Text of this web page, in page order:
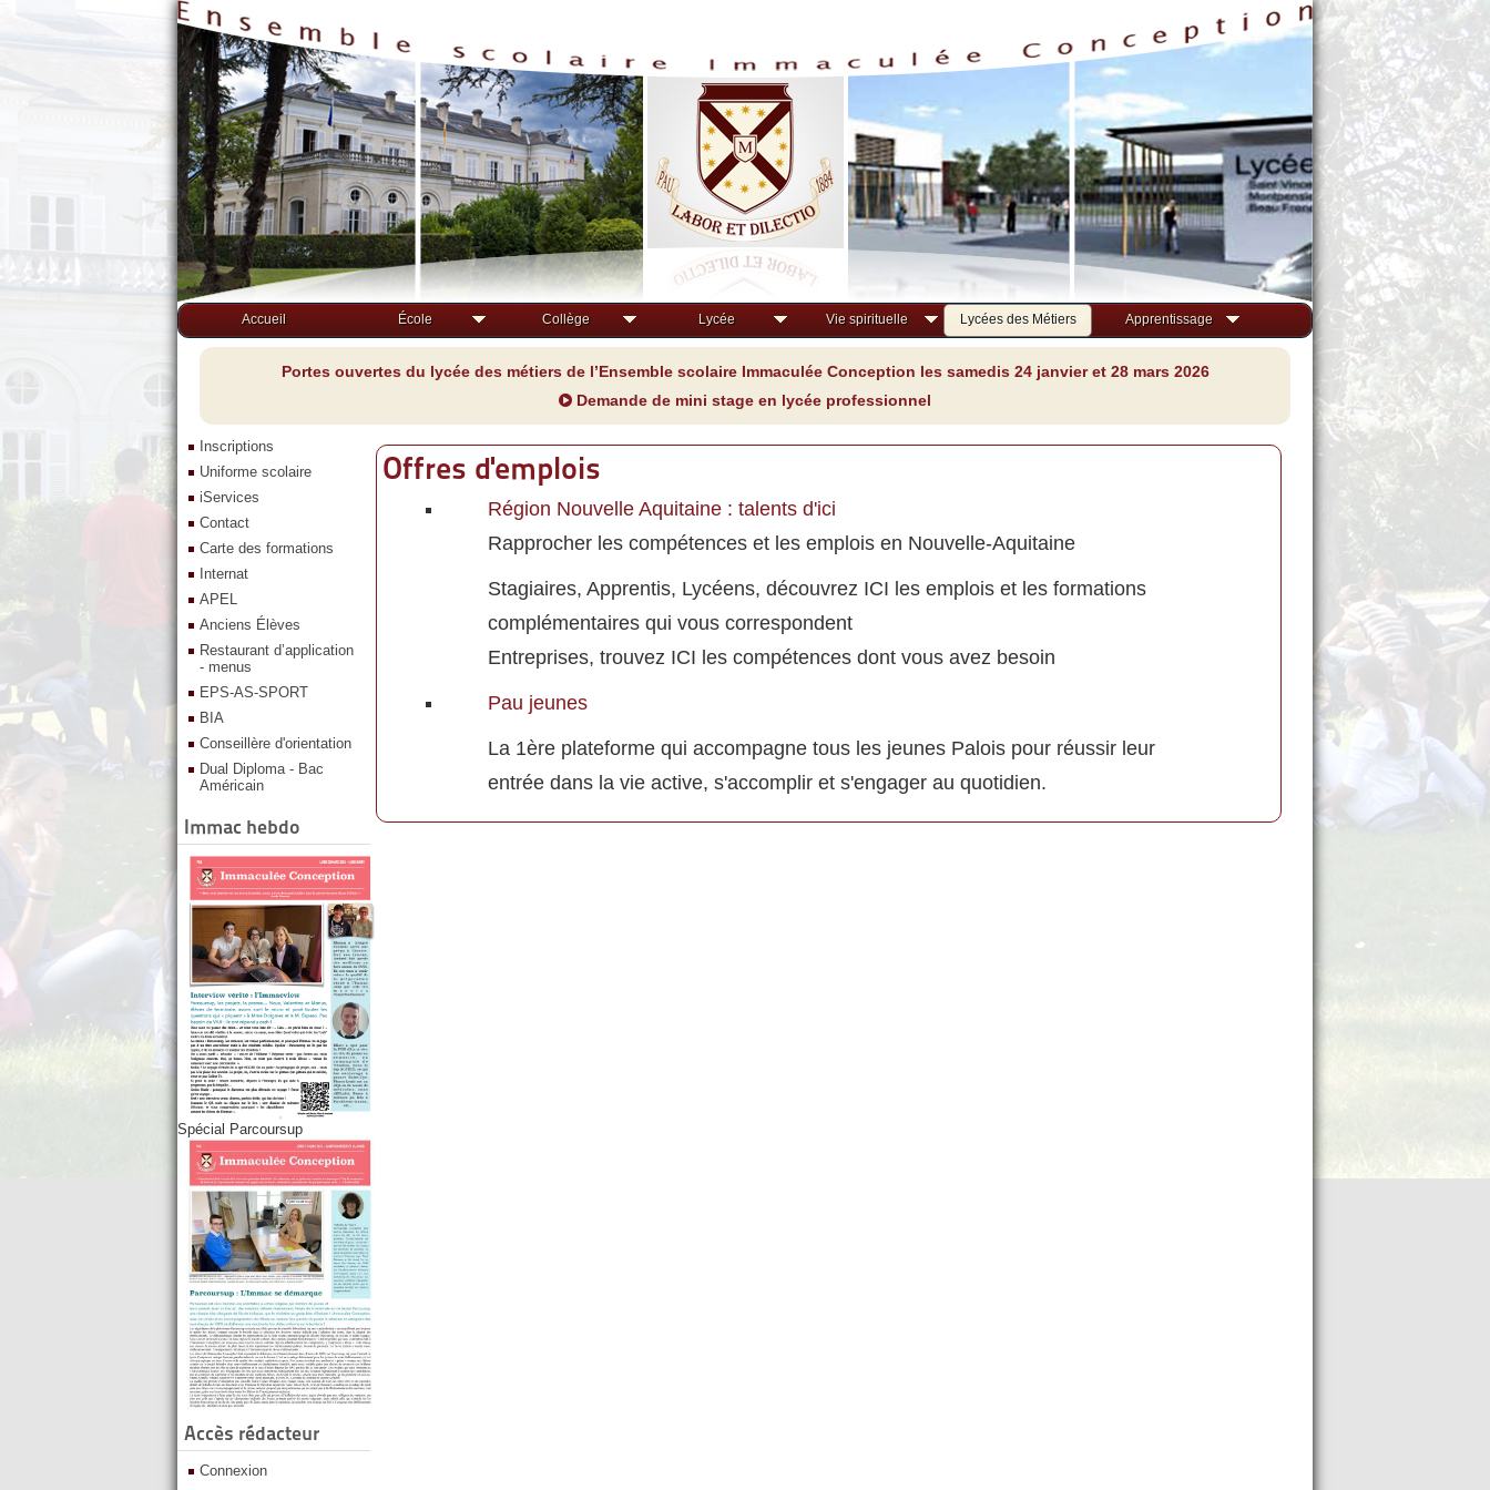
Accueil École Collège Lycée Vie spirituelle Lycées des Métiers Apprentissage
Portes ouvertes du lycée des métiers de l’Ensemble scolaire Immaculée Conception les samedis 24 janvier et 28 mars 2026
Demande de mini stage en lycée professionnel
Inscriptions
Uniforme scolaire
iServices
Contact
Carte des formations
Internat
APEL
Anciens Élèves
Restaurant d’application
- menus
EPS-AS-SPORT
BIA
Conseillère d'orientation
Dual Diploma - Bac
Américain
Immac hebdo
Spécial Parcoursup
Accès rédacteur
Connexion
Offres d'emplois
Région Nouvelle Aquitaine : talents d'ici
Rapprocher les compétences et les emplois en Nouvelle-Aquitaine
Stagiaires, Apprentis, Lycéens, découvrez ICI les emplois et les formations
complémentaires qui vous correspondent
Entreprises, trouvez ICI les compétences dont vous avez besoin
Pau jeunes
La 1ère plateforme qui accompagne tous les jeunes Palois pour réussir leur
entrée dans la vie active, s'accomplir et s'engager au quotidien.